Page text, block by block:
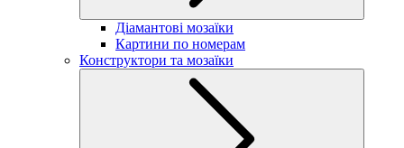
Діамантові мозаїки
Картини по номерам
Конструктори та мозаїки